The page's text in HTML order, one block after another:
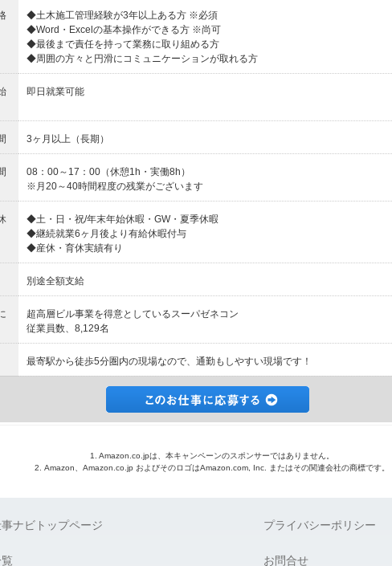
◆土木施工管理経験が3年以上ある方 ※必須
◆Word・Excelの基本操作ができる方 ※尚可
◆最後まで責任を持って業務に取り組める方
◆周囲の方々と円滑にコミュニケーションが取れる方
即日就業可能
3ヶ月以上（長期）
08：00～17：00（休憩1h・実働8h）
※月20～40時間程度の残業がございます
◆土・日・祝/年末年始休暇・GW・夏季休暇
◆継続就業6ヶ月後より有給休暇付与
◆産休・育休実績有り
別途全額支給
超高層ビル事業を得意としているスーパゼネコン
従業員数、8,129名
最寄駅から徒歩5分圏内の現場なので、通勤もしやすい現場です！
1. Amazon.co.jpは、本キャンペーンのスポンサーではありません。
2. Amazon、Amazon.co.jp およびそのロゴはAmazon.com, Inc. またはその関連会社の商標です。
ナビトップページ プライバシーポリシー
お問合せ